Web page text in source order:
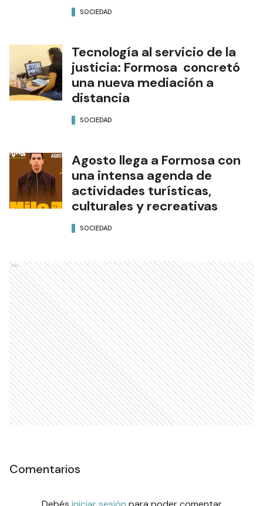
SOCIEDAD
Tecnología al servicio de la
justicia: Formosa concretó
una nueva mediación a
distancia
SOCIEDAD
Agosto llega a Formosa con
una intensa agenda de
actividades turísticas,
culturales y recreativas
SOCIEDAD
Ads
Comentarios